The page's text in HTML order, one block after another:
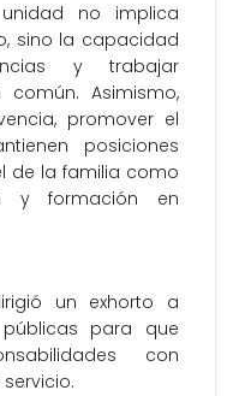
no implica
sino la capacidad
y trabajar
Asimismo,
promover el
posiciones
de la familia como
y formación en
un exhorto a
para que
con